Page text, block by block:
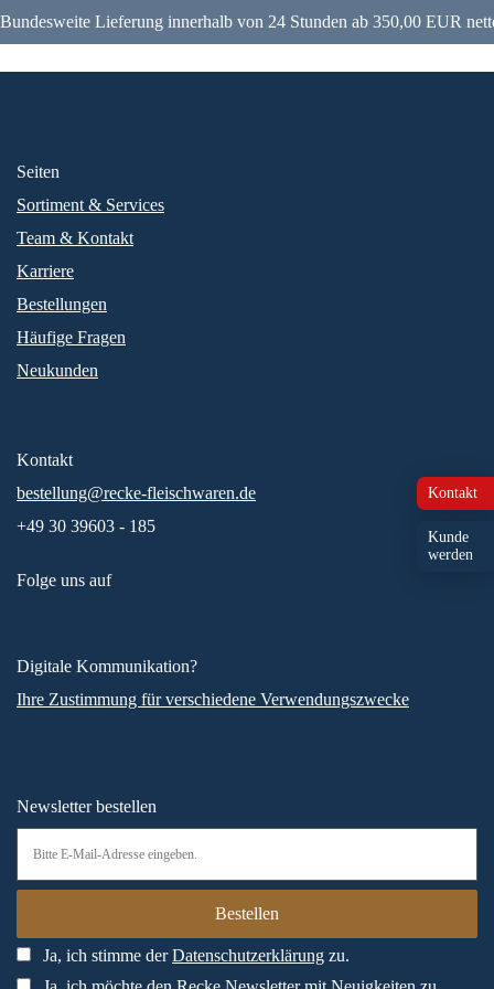
Bundesweite Lieferung innerhalb von 24 Stunden ab 350,00 EUR
Kontakt
Kunde
werden
Seiten
Sortiment & Services
Team & Kontakt
Karriere
Bestellungen
Häufige Fragen
Neukunden
Kontakt
bestellung@recke-fleischwaren.de
+49 30 39603 - 185
Folge uns auf
Digitale Kommunikation?
Ihre Zustimmung für verschiedene Verwendungszwecke
Newsletter bestellen
Ja, ich stimme derDatenschutzerklärung zu.